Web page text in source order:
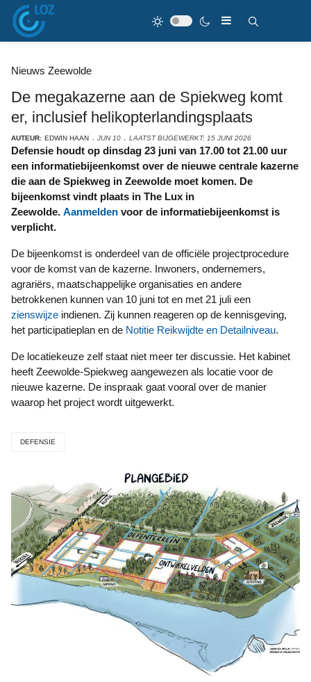
Nieuws Zeewolde
De megakazerne aan de Spiekweg komt
er, inclusief helikopterlandingsplaats
AUTEUR: EDWIN HAAN JUN 10 LAATST BIJGEWERKT: 15 JUNI 2026
Defensie houdt op dinsdag 23 juni van 17.00 tot 21.00 uur
een informatiebijeenkomst over de nieuwe centrale kazerne
die aan de Spiekweg in Zeewolde moet komen. De
bijeenkomst vindt plaats in The Lux in
Zeewolde. Aanmelden voor de informatiebijeenkomst is
verplicht.
De bijeenkomst is onderdeel van de officiële projectprocedure
voor de komst van de kazerne. Inwoners, ondernemers,
agrariërs, maatschappelijke organisaties en andere
betrokkenen kunnen van 10 juni tot en met 21 juli een
zienswijze indienen. Zij kunnen reageren op de kennisgeving,
het participatieplan en de Notitie Reikwijdte en Detailniveau.
De locatiekeuze zelf staat niet meer ter discussie. Het kabinet
heeft Zeewolde-Spiekweg aangewezen als locatie voor de
nieuwe kazerne. De inspraak gaat vooral over de manier
waarop het project wordt uitgewerkt.
DEFENSIE